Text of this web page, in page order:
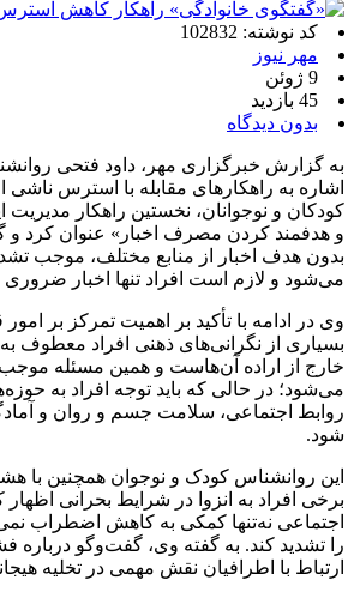
کد نوشته: 102832
مهر نیوز
9 ژوئن
45 بازدید
بدون دیدگاه
به گزارش خبرگزاری مهر، داود فتحی
اشاره به راهکارهای مقابله با استرس ناشی
کودکان و نوجوانان، نخستین راهکار
و هدفمند کردن مصرف اخبار» عنوان کرد و
بدون هدف اخبار از منابع مختلف، موجب
می‌شود و لازم است افراد تنها اخبار ضروری و
وی در ادامه با تأکید بر اهمیت تمرکز بر
بسیاری از نگرانی‌های ذهنی افراد معطوف
خارج از اراده آن‌هاست و همین مسئله
می‌شود؛ در حالی که باید توجه افراد به
روابط اجتماعی، سلامت جسم و روان و
شود.
این روانشناس کودک و نوجوان همچنین با
برخی افراد به انزوا در شرایط بحرانی
اجتماعی نه‌تنها کمکی به کاهش اضطراب
را تشدید کند. به گفته وی، گفت‌وگو درباره
ارتباط با اطرافیان نقش مهمی در تخلیه